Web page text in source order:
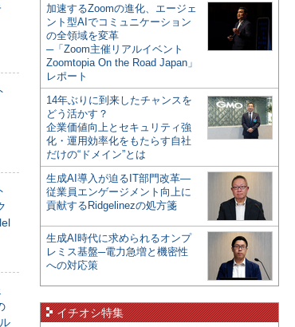
加速するZoomの進化、エージェ
ント型AIでコミュニケーション
の全領域を変革
─「Zoom主催リアルイベント
Zoomtopia On the Road Japan」
レポート
14年ぶりに到来したチャンスを
どう活かす？
企業価値向上とセキュリティ強
化・運用効率化をもたらす自社
だけの“ドメイン”とは
生成AI導入が迫るIT部門改革―
従業員エンゲージメント向上に
貢献するRidgelinezの処方箋
生成AI時代に求められるオンプ
レミス基盤─電力急増と機密性
への対応策
イチオシ特集